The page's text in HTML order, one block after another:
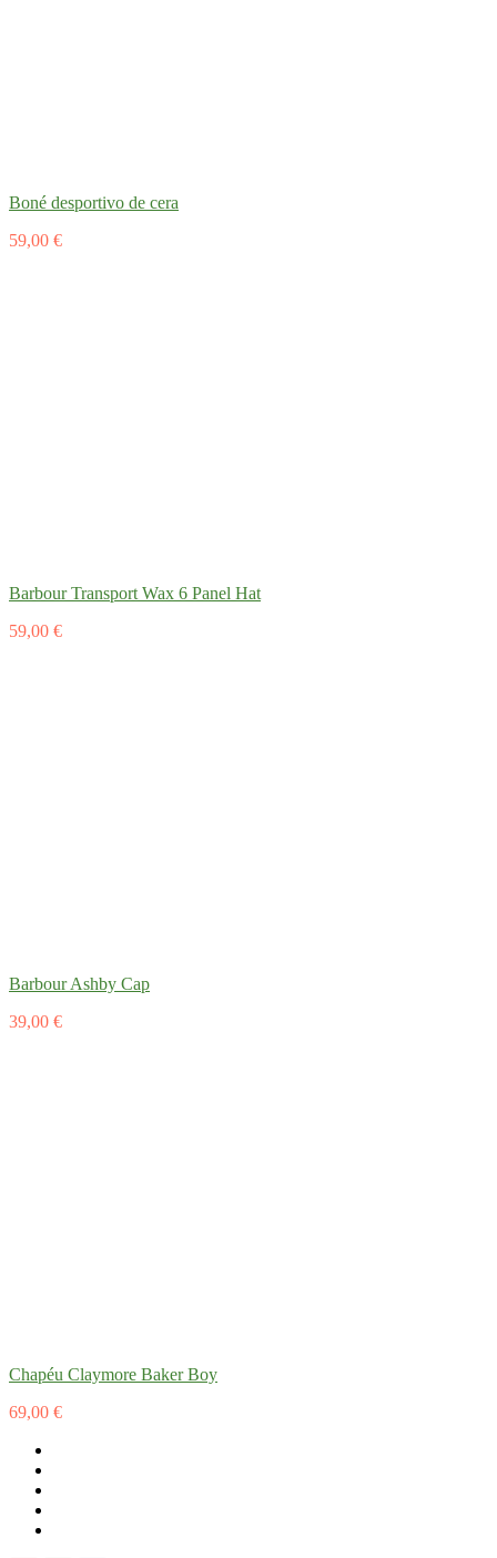
Boné desportivo de cera
59,00 €
Barbour Transport Wax 6 Panel Hat
59,00 €
Barbour Ashby Cap
39,00 €
Chapéu Claymore Baker Boy
69,00 €